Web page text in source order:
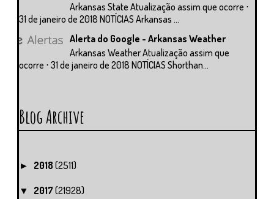
Arkansas State Atualização assim que ocorre ⋅
31 de janeiro de 2018 NOTÍCIAS Arkansas ...
Alerta do Google - Arkansas Weather
Arkansas Weather Atualização assim que
ocorre ⋅ 31 de janeiro de 2018 NOTÍCIAS Shorthan...
Blog Archive
► 2018 (2511)
▼ 2017 (21928)